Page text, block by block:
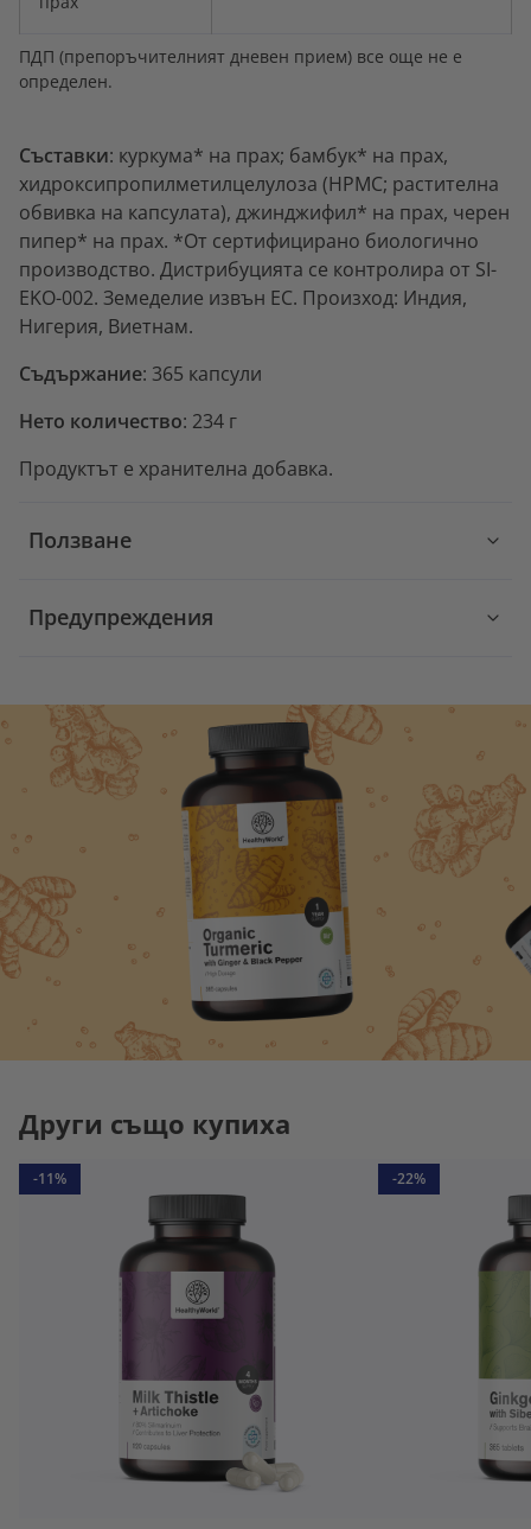
ПДП (препоръчителният дневен прием) все още не е
определен.
Съставки: куркума* на прах; бамбук* на прах,
хидроксипропилметилцелулоза (HPMC; растителна
обвивка на капсулата), джинджифил* на прах, черен
пипер* на прах. *От сертифицирано биологично
производство. Дистрибуцията се контролира от SI-
EKO-002. Земеделие извън ЕС. Произход: Индия,
Нигерия, Виетнам.
Съдържание: 365 капсули
Нето количество: 234 г
Продуктът е хранителна добавка.
Ползване
Предупреждения
Други също купиха
-11% -22%